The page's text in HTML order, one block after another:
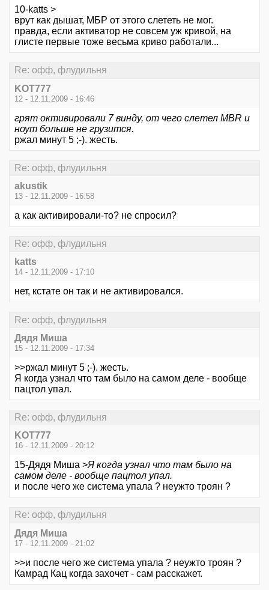
10-katts >
врут как дышат, МБР от этого слететь не мог.
правда, если активатор не совсем уж кривой, на
глисте первые тоже весьма криво работали...
Re: офф, флудильня
KOT777
12 - 12.11.2009 - 16:46
грят октивировали 7 винду, от чего слетел MBR и
ноут больше не грузится.
ржал минут 5 ;-). жесть.
Re: офф, флудильня
akustik
13 - 12.11.2009 - 16:58
а как активировали-то? не спросил?
Re: офф, флудильня
katts
14 - 12.11.2009 - 17:10
нет, кстате он так и не активировался.
Re: офф, флудильня
Дядя Миша
15 - 12.11.2009 - 17:34
>>ржал минут 5 ;-). жесть.
Я когда узнал что там было на самом деле - вообще
пацтол упал.
Re: офф, флудильня
KOT777
16 - 12.11.2009 - 20:12
15-Дядя Миша >Я когда узнал что там было на
самом деле - вообще пацтол упал.
и после чего же система упала ? неужто троян ?
Re: офф, флудильня
Дядя Миша
17 - 12.11.2009 - 21:02
>>и после чего же система упала ? неужто троян ?
Камрад Кац когда захочет - сам расскажет.